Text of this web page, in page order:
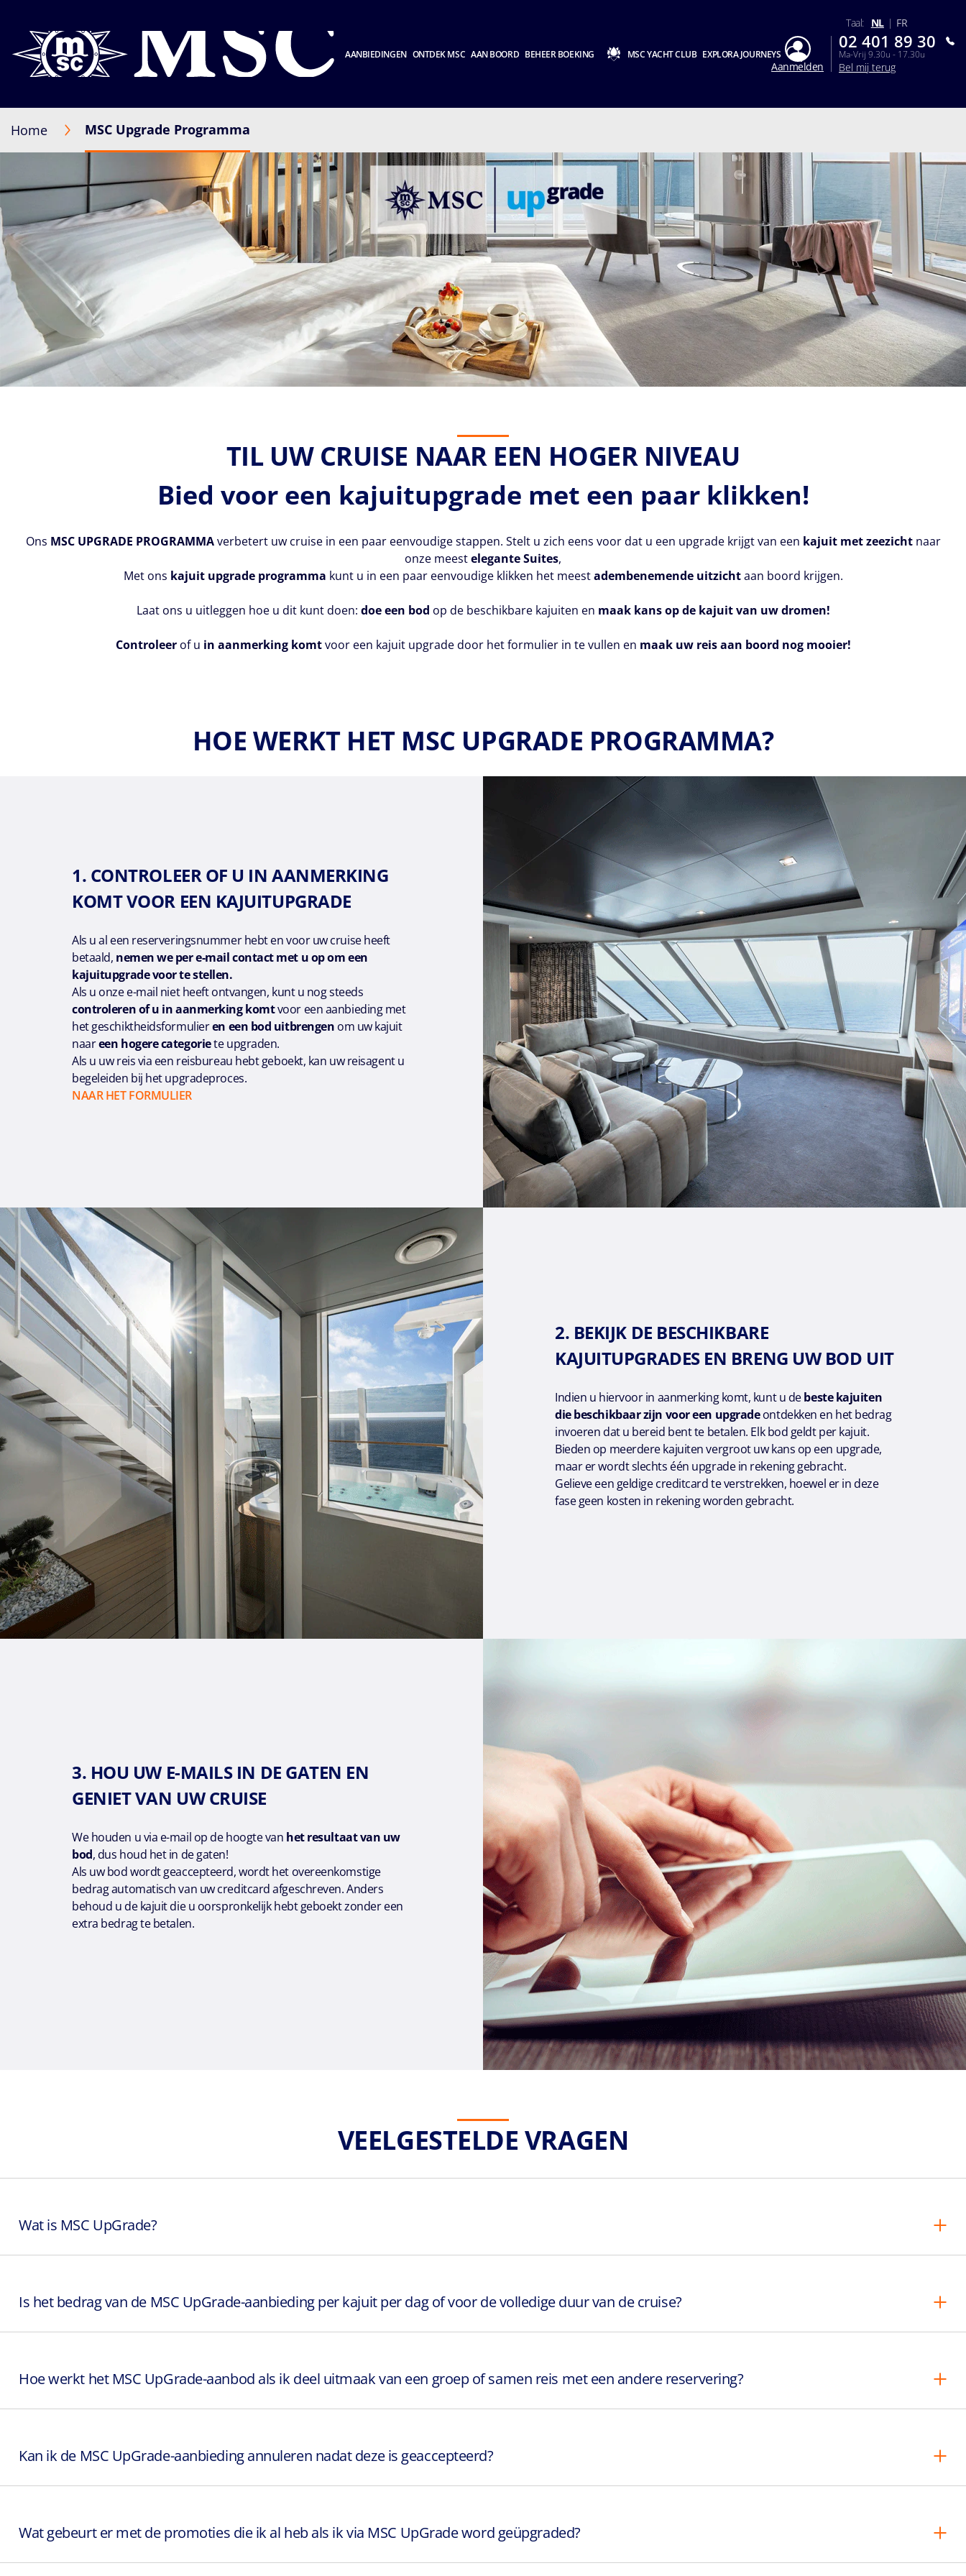
AANBIEDINGEN ONTDEK MSC AAN BOORD BEHEER BOEKING MSC YACHT CLUB EXPLORA JOURNEYS
Aanmelden
Taal: NL | FR
02 401 89 30
Ma-Vrij 9.30u - 17.30u
Bel mij terug
Home MSC Upgrade Programma
TIL UW CRUISE NAAR EEN HOGER NIVEAU
Bied voor een kajuitupgrade met een paar klikken!
Ons MSC UPGRADE PROGRAMMAverbetert uw cruise in een paar eenvoudige stappen. Stelt u zich eens voor dat u een upgrade krijgt van een kajuit met zeezichtnaar
onze meestelegante Suites,
Met ons kajuit upgrade programma kunt u in een paar eenvoudige klikken het meestadembenemende uitzichtaan boord krijgen.
Laat ons u uitleggen hoe u dit kunt doen: doe een bod op de beschikbare kajuiten en maak kans op de kajuit van uw dromen!
Controleer of u in aanmerking komtvoor een kajuit upgrade door het formulier in te vullen en maak uw reis aan boord nog mooier!
HOE WERKT HET MSC UPGRADE PROGRAMMA?
1. CONTROLEER OF U IN AANMERKING
KOMT VOOR EEN KAJUITUPGRADE
Als u al een reserveringsnummer hebt en voor uw cruise heeft
betaald, nemen we per e-mail contact met u op om een
kajuitupgrade voor te stellen.
Als u onze e-mail niet heeft ontvangen, kunt u nog steeds
controleren of u in aanmerking komtvoor een aanbieding met
het geschiktheidsformulieren een bod uitbrengen om uw kajuit
naareen hogere categoriete upgraden.
Als u uw reis via een reisbureau hebt geboekt, kan uw reisagent u
begeleiden bij het upgradeproces.
NAAR HET FORMULIER
2. BEKIJK DE BESCHIKBARE
KAJUITUPGRADES EN BRENG UW BOD UIT
Indien u hiervoor in aanmerking komt, kunt u debeste kajuiten
die beschikbaar zijn voor een upgradeontdekken en het bedrag
invoeren dat u bereid bent te betalen. Elk bod geldt per kajuit.
Bieden op meerdere kajuiten vergroot uw kans op een upgrade,
maar er wordt slechts één upgrade in rekening gebracht.
Gelieve een geldige creditcard te verstrekken, hoewel er in deze
fase geen kosten in rekening worden gebracht.
3. HOU UW E-MAILS IN DE GATEN EN
GENIET VAN UW CRUISE
We houden u via e-mail op de hoogte van het resultaat van uw
bod, dus houd het in de gaten!
Als uw bod wordt geaccepteerd, wordt het overeenkomstige
bedrag automatisch van uw creditcard afgeschreven. Anders
behoud u de kajuit die u oorspronkelijk hebt geboekt zonder een
extra bedrag te betalen.
VEELGESTELDE VRAGEN
Wat is MSC UpGrade?
Is het bedrag van de MSC UpGrade-aanbieding per kajuit per dag of voor de volledige duur van de cruise?
Hoe werkt het MSC UpGrade-aanbod als ik deel uitmaak van een groep of samen reis met een andere reservering?
Kan ik de MSC UpGrade-aanbieding annuleren nadat deze is geaccepteerd?
Wat gebeurt er met de promoties die ik al heb als ik via MSC UpGrade word geüpgraded?